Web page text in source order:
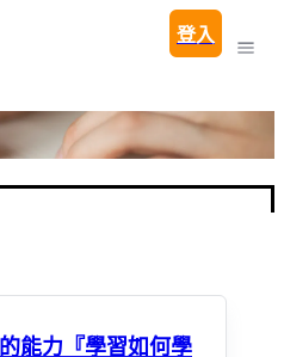
登入
能力『學習如何學